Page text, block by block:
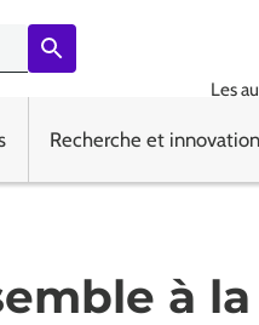
Les
Recherche et innovation
à